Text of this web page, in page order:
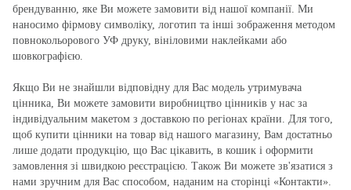
брендуванню, яке Ви можете замовити від нашої компанії. Ми
наносимо фірмову символіку, логотип та інші зображення методом
повнокольорового УФ друку, вініловими наклейками або
шовкографією.
Якщо Ви не знайшли відповідну для Вас модель утримувача
цінника, Ви можете замовити виробництво цінників у нас за
індивідуальним макетом з доставкою по регіонах країни. Для того,
щоб купити цінники на товар від нашого магазину, Вам достатньо
лише додати продукцію, що Вас цікавить, в кошик і оформити
замовлення зі швидкою реєстрацією. Також Ви можете зв'язатися з
нами зручним для Вас способом, наданим на сторінці «Контакти».